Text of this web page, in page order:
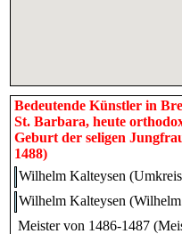
Bedeutende Künstler in
St. Barbara, heute
Geburt der seligen
1488)
Wilhelm Kalteysen
Wilhelm Kalteysen (Wilhelm
Meister von 1486-1487